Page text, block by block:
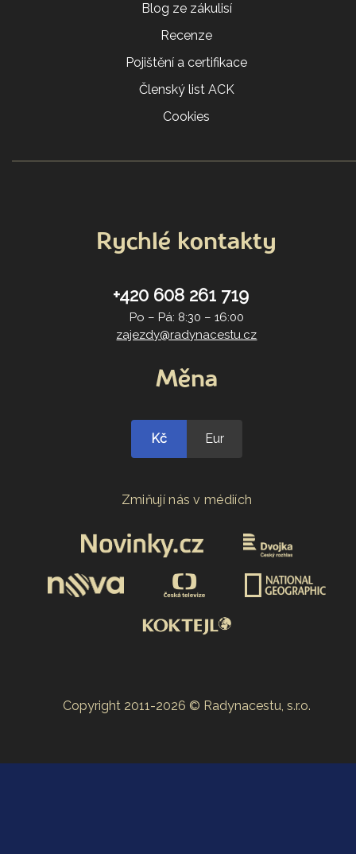
Blog ze zákulisí
Recenze
Pojištění a certifikace
Členský list ACK
Cookies
Rychlé kontakty
+420 608 261 719
Po – Pá: 8:30 – 16:00
zajezdy@radynacestu.cz
Měna
Kč Eur
Zmiňují nás v médiích
Copyright 2011-2026 © Radynacestu, s.r.o.